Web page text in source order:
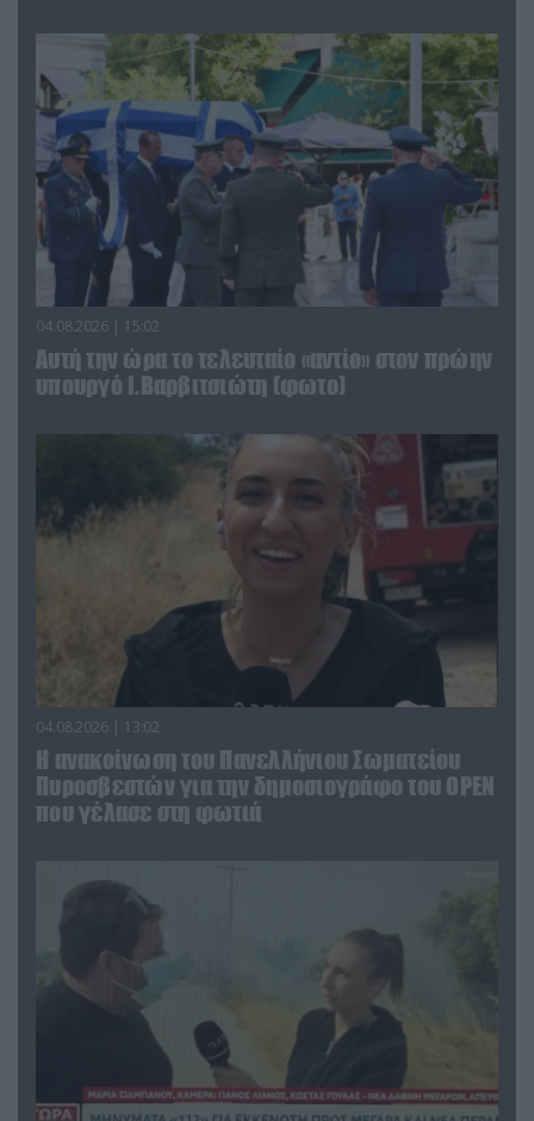
04.08.2026 | 15:02
Αυτή την ώρα το τελευταίο «αντίο» στον πρώην
υπουργό Ι.Βαρβιτσιώτη (φωτο)
04.08.2026 | 13:02
Η ανακοίνωση του Πανελλήνιου Σωματείου
Πυροσβεστών για την δημοσιογράφο του OPEN
που γέλασε στη φωτιά